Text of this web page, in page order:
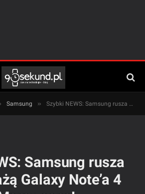
Samsung » Szybki NEWS: Samsung rusza ze sprzedażą Galaxy Note’a 4 w Polsce! Mamy cenę!
Samsung rusza
Galaxy Note’a 4